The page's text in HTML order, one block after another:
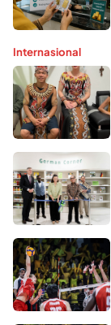
Internasional